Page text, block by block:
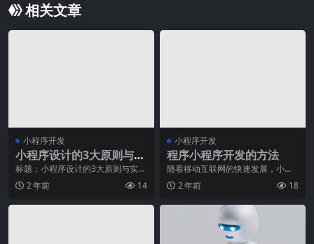
相关文章
小程序开发
小程序设计的3大原则与实
践
标题：小程序设计的3大原则与实
践：引领高效、便捷、个性化的应
用发展新趋势随着移动
2 年前 14
小程序开发
程序小程序开发的方法
随着移动互联网的快速发展，小程
序成为了各大互联网公司竞相推崇
的重要应用形式之一。
2 年前 18